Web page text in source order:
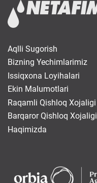
Aqlli Sugorish
Bizning Yechimlarimiz
Issiqxona Loyihalari
Ekin Malumotlari
Raqamli Qishloq Xojaligi
Barqaror Qishloq Xojaligi
Haqimizda